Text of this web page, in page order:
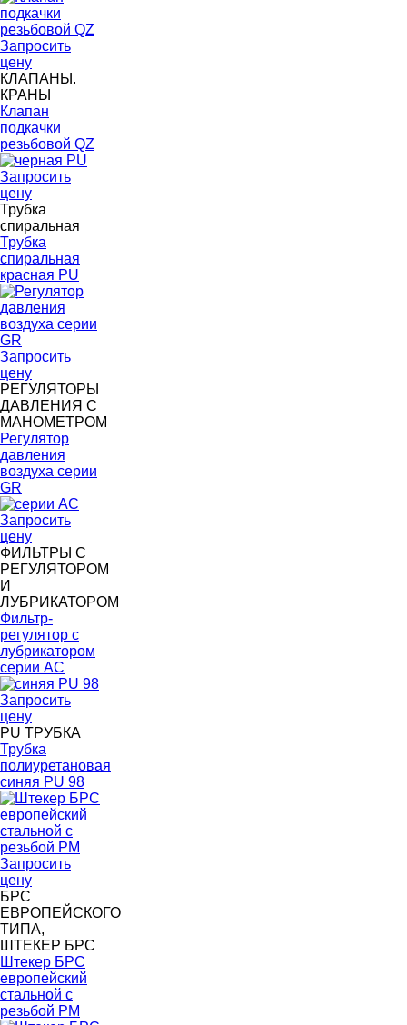
Запросить
цену
КЛАПАНЫ.
КРАНЫ
Клапан
подкачки
резьбовой QZ
Запросить
цену
Трубка
спиральная
Трубка
спиральная
красная PU
Запросить
цену
РЕГУЛЯТОРЫ
ДАВЛЕНИЯ С
МАНОМЕТРОМ
Регулятор
давления
воздуха серии
GR
Запросить
цену
ФИЛЬТРЫ С
РЕГУЛЯТОРОМ
И
ЛУБРИКАТОРОМ
Фильтр-
регулятор с
лубрикатором
серии AC
Запросить
цену
PU ТРУБКА
Трубка
полиуретановая
синяя PU 98
Запросить
цену
БРС
ЕВРОПЕЙСКОГО
ТИПА,
ШТЕКЕР БРС
Штекер БРС
европейский
стальной с
резьбой PM